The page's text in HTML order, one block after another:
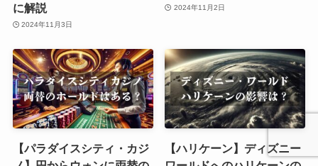
に解説
2024年11月3日
2024年11月2日
【パラダイスシティ・カジ
【ハリケーン】ディズニー